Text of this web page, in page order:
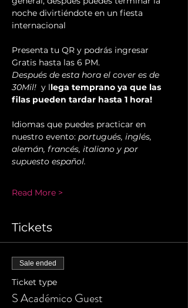
noche divirtiéndote en un fiesta
internacional
Presenta tu QR y podrás ingresar
Gratis hasta las 6 PM.
Después de esta hora el cover es de
30Mil! y llega temprano ya que las
filas pueden tardar hasta 1 hora!
Idiomas que puedes practicar en
nuestro evento: portugués, inglés,
alemán, francés, italiano y por
supuesto español.
Read More >
Tickets
Sale ended
Ticket type
S Académico Guest